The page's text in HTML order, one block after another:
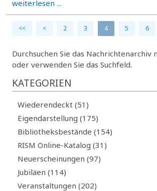
weiterlesen ...
<< < 2 3 4 5 6
Durchsuchen Sie das Nachrichtenarchiv
oder verwenden Sie das Suchfeld.
KATEGORIEN
Wiederendeckt (51)
Eigendarstellung (175)
Bibliotheksbestände (154)
RISM Online-Katalog (31)
Neuerscheinungen (97)
Jubiläen (114)
Veranstaltungen (202)